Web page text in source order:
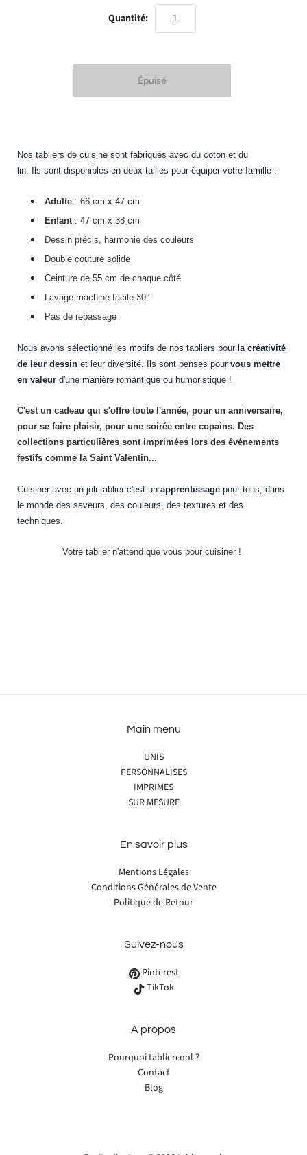
Quantité:
Nos tabliers de cuisine sont fabriqués avec du coton et du
lin. Ils sont disponibles en deux tailles pour équiper votre famille :
Adulte : 66 cm x 47 cm
Enfant : 47 cm x 38 cm
Dessin précis, harmonie des couleurs
Double couture solide
Ceinture de 55 cm de chaque côté
Lavage machine facile 30°
Pas de repassage
Nous avons sélectionné les motifs de nos tabliers pour la créativité
de leur dessin et leur diversité. Ils sont pensés pour vous mettre
en valeur d'une manière romantique ou humoristique !
C'est un cadeau qui s'offre toute l'année, pour un anniversaire,
pour se faire plaisir, pour une soirée entre copains. Des
collections particulières sont imprimées lors des événements
festifs comme la Saint Valentin...
Cuisiner avec un joli tablier c'est un apprentissage pour tous, dans
le monde des saveurs, des couleurs, des textures et des
techniques.
Votre tablier n'attend que vous pour cuisiner !
Main menu
UNIS
PERSONNALISES
IMPRIMES
SUR MESURE
En savoir plus
Mentions Légales
Conditions Générales de Vente
Politique de Retour
Suivez-nous
Pinterest
TikTok
A propos
Pourquoi tabliercool ?
Contact
Blog